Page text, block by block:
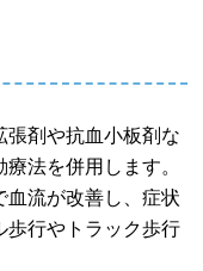
張剤や抗血小板剤な
法を併用します。
血流が改善し、症状
歩行やトラック歩行